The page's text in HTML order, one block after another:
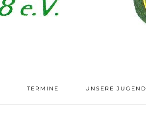
TERMINE UNSERE JUGEND